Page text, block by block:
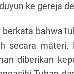
ke gereja
berkata
secara
diberikan